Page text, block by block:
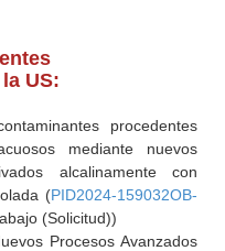
US:
procedentes
mediante nuevos
alcalinamente con
(PID2024-159032OB-
(Solicitud))
Procesos Avanzados